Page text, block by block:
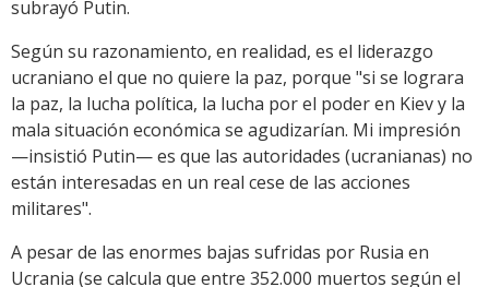
subrayó Putin.
Según su razonamiento, en realidad, es el liderazgo
ucraniano el que no quiere la paz, porque "si se lograra
la paz, la lucha política, la lucha por el poder en Kiev y la
mala situación económica se agudizarían. Mi impresión
—insistió Putin— es que las autoridades (ucranianas) no
están interesadas en un real cese de las acciones
militares".
A pesar de las enormes bajas sufridas por Rusia en
Ucrania (se calcula que entre 352.000 muertos según el